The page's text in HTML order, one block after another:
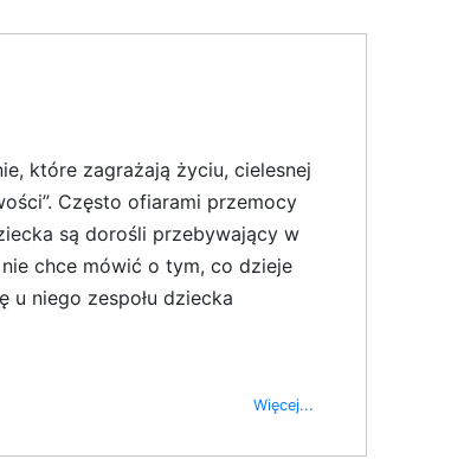
które zagrażają życiu, cielesnej
Często ofiarami przemocy
są dorośli przebywający w
chce mówić o tym, co dzieje
niego zespołu dziecka
Więcej...